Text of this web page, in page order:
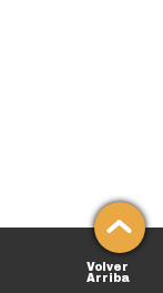
Volver
Arriba